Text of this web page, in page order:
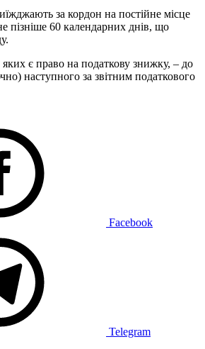
за кордон на постійне місце
пізніше 60 календарних днів, що
яких є право на податкову знижку, – до
наступного за звітним податкового
Facebook
Telegram